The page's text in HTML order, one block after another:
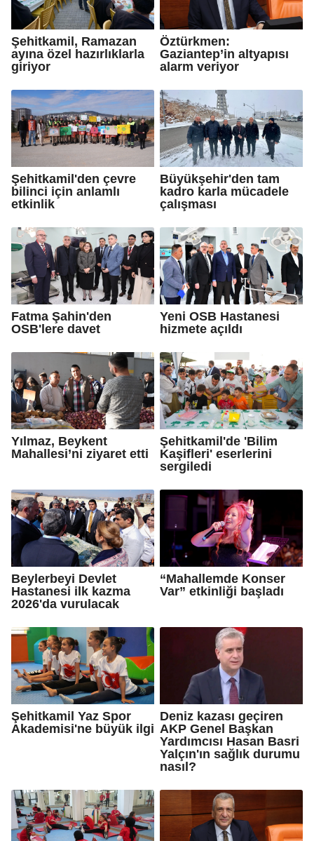
Şehitkamil, Ramazan
ayına özel hazırlıklarla
giriyor
Öztürkmen:
Gaziantep’in altyapısı
alarm veriyor
Şehitkamil'den çevre
bilinci için anlamlı
etkinlik
Büyükşehir'den tam
kadro karla mücadele
çalışması
Fatma Şahin'den
OSB'lere davet
Yeni OSB Hastanesi
hizmete açıldı
Yılmaz, Beykent
Mahallesi’ni ziyaret etti
Şehitkamil'de 'Bilim
Kaşifleri' eserlerini
sergiledi
Beylerbeyi Devlet
Hastanesi ilk kazma
2026'da vurulacak
“Mahallemde Konser
Var” etkinliği başladı
Şehitkamil Yaz Spor
Akademisi'ne büyük ilgi
Deniz kazası geçiren
AKP Genel Başkan
Yardımcısı Hasan Basri
Yalçın'ın sağlık durumu
nasıl?